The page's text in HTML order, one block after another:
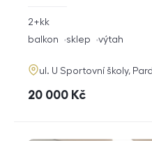
rozměry
dispozice
2+kk
funkce
balkon sklep výtah
adresa
ul. U Sportovní školy,
cena
20 000 Kč